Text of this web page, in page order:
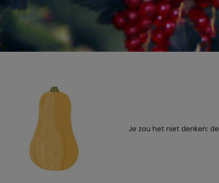
Je zou het niet denken: de